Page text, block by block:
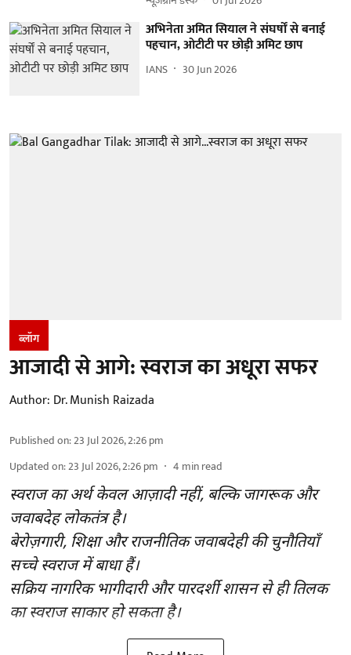
अभिनेता अमित सियाल ने संघर्षों से बनाई
पहचान, ओटीटी पर छोड़ी अमिट छाप
IANS 30 Jun 2026
ब्लॉग
आजादी से आगे: स्वराज का अधूरा सफर
Author: Dr. Munish Raizada
Published on:23 Jul 2026, 2:26 pm
Updated on:23 Jul 2026, 2:26 pm 4 min read
स्वराज का अर्थ केवल आज़ादी नहीं, बल्कि जागरूक और
जवाबदेह लोकतंत्र है।
बेरोज़गारी, शिक्षा और राजनीतिक जवाबदेही की चुनौतियाँ
सच्चे स्वराज में बाधा हैं।
सक्रिय नागरिक भागीदारी और पारदर्शी शासन से ही तिलक
का स्वराज साकार हो सकता है।